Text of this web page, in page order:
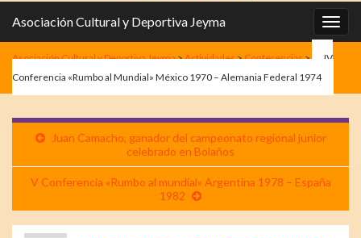
la
Asociación Cultural y Deportiva Jeyma
Asociación Cultural y Deportiva Jeyma>Actividades>Conferencias>
IV
Conferencia «Rumbo al Mundial» México 1970 – Alemania Federal 1974
Juan Camacho, ganador del campeonato regional junior
celebrado en Bolaños
V Conferencia «Rumbo al mundial» Argentina 1978 – España
1982